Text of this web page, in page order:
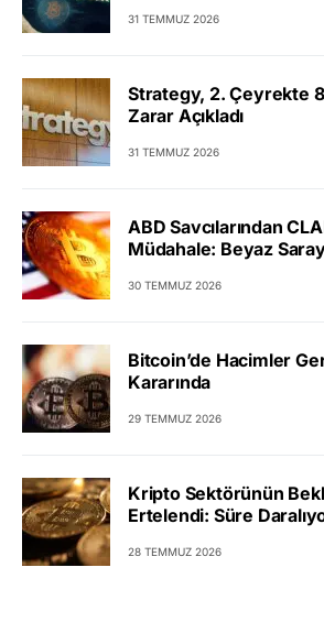
31 TEMMUZ 2026
Strategy, 2. Çeyrekte
Zarar Açıkladı
31 TEMMUZ 2026
ABD Savcılarından
Müdahale: Beyaz
30 TEMMUZ 2026
Bitcoin’de Hacimler
Kararında
29 TEMMUZ 2026
Kripto Sektörünün
Ertelendi: Süre
28 TEMMUZ 2026